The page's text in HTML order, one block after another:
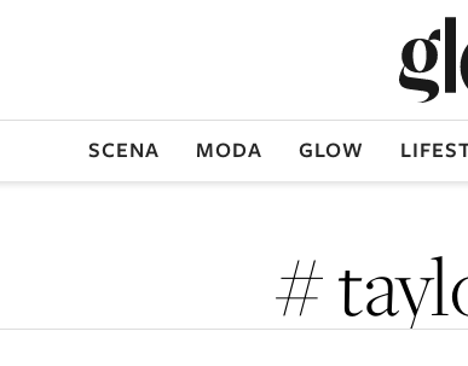
SCENA MODA GLOW
#